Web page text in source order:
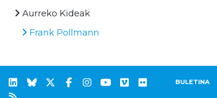
Aurreko Kideak
Frank Pollmann
BULETINA